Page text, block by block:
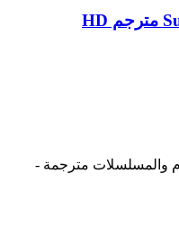
والمسلسلات مترجمة -